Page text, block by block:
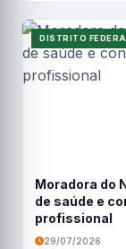
DISTRITO
Moradora do
de saúde e
profissional
29/07/2026